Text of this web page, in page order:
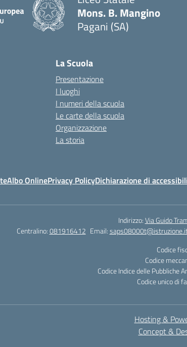
Mons. B. Mangino
Pagani (SA)
La Scuola
Presentazione
I luoghi
I numeri della scuola
Le carte della scuola
Organizzazione
La storia
Albo OnlinePrivacy PolicyDichiarazione di
Indirizzo:Via Guido
Centralino:081916412 Email:
Codice
Codice
Codice Indice delle Pubbliche
Codice unico di
Hosting &
Concept &